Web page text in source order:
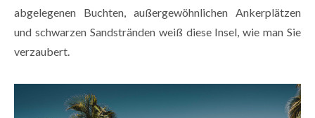
abgelegenen Buchten, außergewöhnlichen Ankerplätzen
und schwarzen Sandstränden weiß diese Insel, wie man Sie
verzaubert.